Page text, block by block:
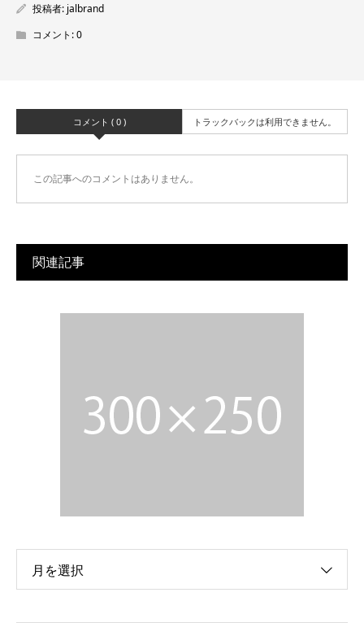
投稿者: jalbrand
コメント:0
コメント ( 0 ) トラックバックは利用できません。
この記事へのコメントはありません。
関連記事
月を選択